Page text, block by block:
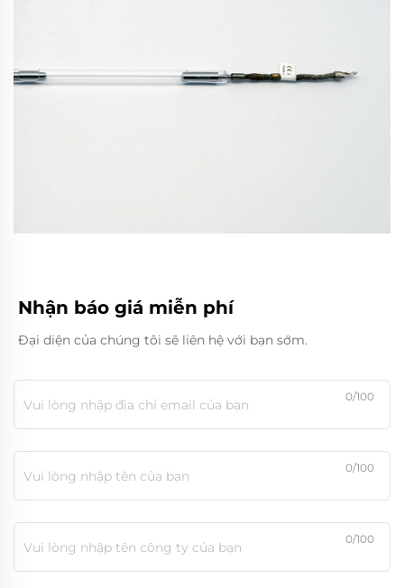
Nhận báo giá miễn phí
Đại diện của chúng tôi sẽ liên hệ với bạn sớm.
0/100
0/100
0/100